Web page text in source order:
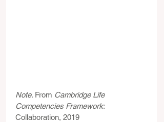
Note. From Cambridge Life
Competencies Framework:
Collaboration, 2019